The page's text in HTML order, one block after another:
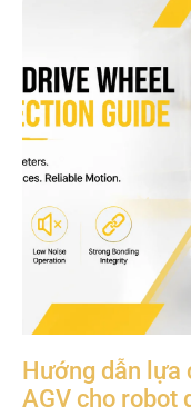
Hướng dẫn lựa
AGV cho robot